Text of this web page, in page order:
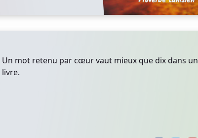
Un mot retenu par cœur vaut mieux que dix dans un
livre.